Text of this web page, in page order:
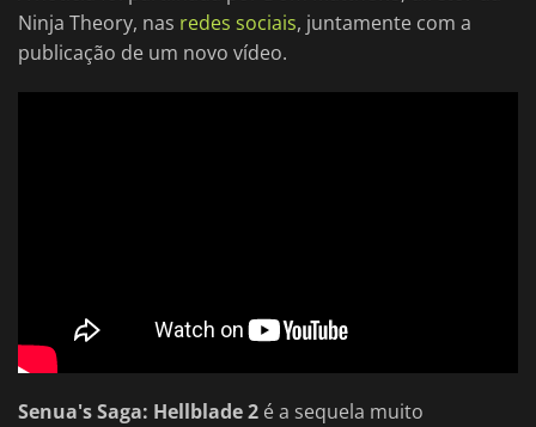
Ninja Theory, nas redes sociais, juntamente com a
publicação de um novo vídeo.
Senua's Saga: Hellblade 2 é a sequela muito